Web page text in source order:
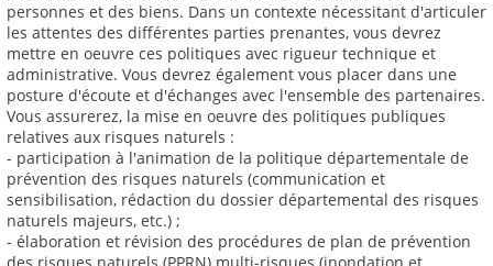
personnes et des biens. Dans un contexte nécessitant d'articuler
les attentes des différentes parties prenantes, vous devrez
mettre en oeuvre ces politiques avec rigueur technique et
administrative. Vous devrez également vous placer dans une
posture d'écoute et d'échanges avec l'ensemble des partenaires.
Vous assurerez, la mise en oeuvre des politiques publiques
relatives aux risques naturels :
- participation à l'animation de la politique départementale de
prévention des risques naturels (communication et
sensibilisation, rédaction du dossier départemental des risques
naturels majeurs, etc.) ;
- élaboration et révision des procédures de plan de prévention